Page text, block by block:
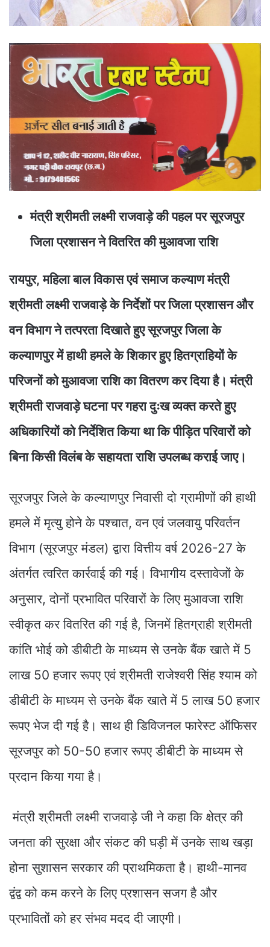
मंत्री श्रीमती लक्ष्मी राजवाड़े की पहल पर सूरजपुर
जिला प्रशासन ने वितरित की मुआवजा राशि
रायपुर, महिला बाल विकास एवं समाज कल्याण मंत्री
श्रीमती लक्ष्मी राजवाड़े के निर्देशों पर जिला प्रशासन और
वन विभाग ने तत्परता दिखाते हुए सूरजपुर जिला के
कल्याणपुर में हाथी हमले के शिकार हुए हितग्राहियों के
परिजनों को मुआवजा राशि का वितरण कर दिया है। मंत्री
श्रीमती राजवाड़े घटना पर गहरा दुःख व्यक्त करते हुए
अधिकारियों को निर्देशित किया था कि पीड़ित परिवारों को
बिना किसी विलंब के सहायता राशि उपलब्ध कराई जाए।
सूरजपुर जिले के कल्याणपुर निवासी दो ग्रामीणों की हाथी
हमले में मृत्यु होने के पश्चात, वन एवं जलवायु परिवर्तन
विभाग (सूरजपुर मंडल) द्वारा वित्तीय वर्ष 2026-27 के
अंतर्गत त्वरित कार्रवाई की गई। विभागीय दस्तावेजों के
अनुसार, दोनों प्रभावित परिवारों के लिए मुआवजा राशि
स्वीकृत कर वितरित की गई है, जिनमें हितग्राही श्रीमती
कांति भोई को डीबीटी के माध्यम से उनके बैंक खाते में 5
लाख 50 हजार रूपए एवं श्रीमती राजेश्वरी सिंह श्याम को
डीबीटी के माध्यम से उनके बैंक खाते में 5 लाख 50 हजार
रूपए भेज दी गई है। साथ ही डिविजनल फारेस्ट ऑफिसर
सूरजपुर को 50-50 हजार रूपए डीबीटी के माध्यम से
प्रदान किया गया है।
मंत्री श्रीमती लक्ष्मी राजवाड़े जी ने कहा कि क्षेत्र की
जनता की सुरक्षा और संकट की घड़ी में उनके साथ खड़ा
होना सुशासन सरकार की प्राथमिकता है। हाथी-मानव
द्वंद्व को कम करने के लिए प्रशासन सजग है और
प्रभावितों को हर संभव मदद दी जाएगी।